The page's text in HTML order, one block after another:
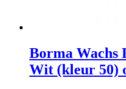
Borma Wachs
Wit (kleur 50)